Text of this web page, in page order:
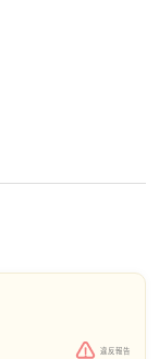
違反報告